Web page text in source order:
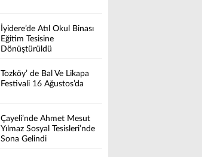
İyidere’de Atıl Okul Binası
Eğitim Tesisine
Dönüştürüldü
Tozköy’ de Bal Ve Likapa
Festivali 16 Ağustos’da
Çayeli’nde Ahmet Mesut
Yılmaz Sosyal Tesisleri’nde
Sona Gelindi